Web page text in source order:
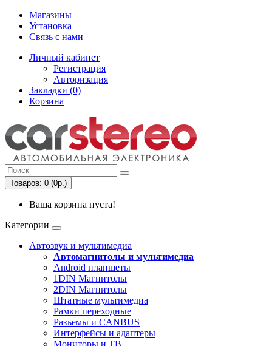
Магазины
Установка
Связь с нами
Личный кабинет
Регистрация
Авторизация
Закладки (0)
Корзина
Товаров: 0 (0р.)
Ваша корзина пуста!
Категории
Автозвук и мультимедиа
Автомагнитолы и мультимедиа
Android планшеты
1DIN Магнитолы
2DIN Магнитолы
Штатные мультимедиа
Рамки переходные
Разъемы и CANBUS
Интерфейсы и адаптеры
Мониторы и ТВ